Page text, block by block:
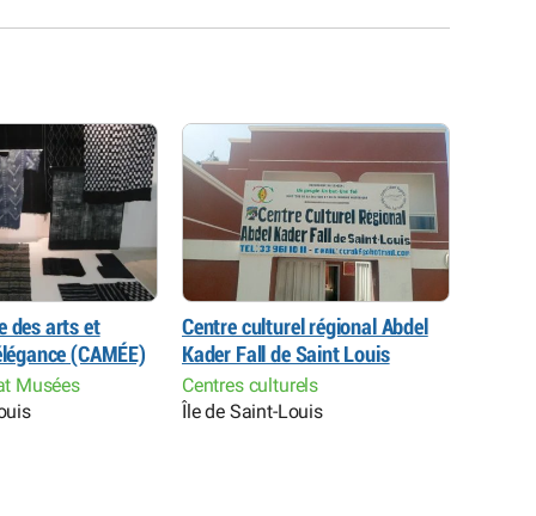
des arts et
(CAMÉE)
Musées
Centre culturel régional Abdel
Kader Fall de Saint Louis
Centres culturels
Île de Saint-Louis